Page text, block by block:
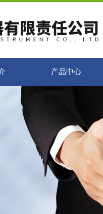
产品中心